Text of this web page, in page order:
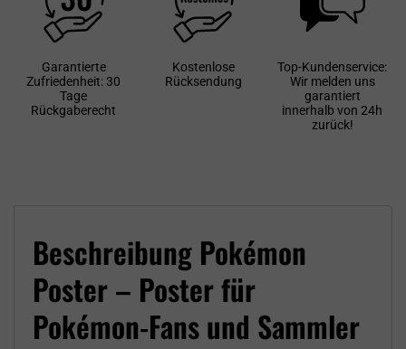
Garantierte
Zufriedenheit: 30
Tage
Rückgaberecht
Kostenlose
Rücksendung
Top-Kundenservice:
Wir melden uns
garantiert
innerhalb von 24h
zurück!
Beschreibung Pokémon
Poster – Poster für
Pokémon-Fans und Sammler